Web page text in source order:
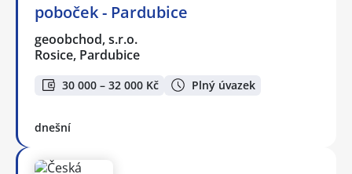
poboček - Pardubice
geoobchod, s.r.o.
Rosice, Pardubice
30 000 – 32 000 Kč Plný úvazek
dnešní